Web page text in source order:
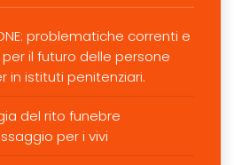
problematiche correnti e
il futuro delle persone
in istituti penitenziari.
del rito funebre
per i vivi